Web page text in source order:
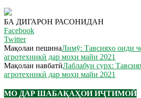
БА ДИГАРОН РАСОНИДАН
Facebook
Twitter
Мақолаи пешинаЛимӯ: Тавсияҳо оиди
агротехникӣ дар моҳи майи 2021
Мақолаи навбатӣЛаблабуи сурх:
агротехникӣ дар моҳи майи 2021
МО ДАР ШАБАҚАҲОИ ИҶТИМОӢ